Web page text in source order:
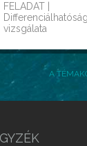
FELADAT |
Differenciálhatóság
vizsgálata
A